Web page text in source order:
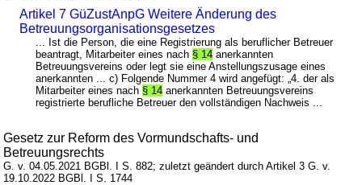
Artikel 7 GüZustAnpG Weitere Änderung des
Betreuungsorganisationsgesetzes
... Ist die Person, die eine Registrierung als beruflicher Betreuer
beantragt, Mitarbeiter eines nach § 14 anerkannten
Betreuungsvereins oder legt sie eine Anstellungszusage eines
anerkannten ... c) Folgende Nummer 4 wird angefügt: „4. der als
Mitarbeiter eines nach § 14 anerkannten Betreuungsvereins
registrierte berufliche Betreuer den vollständigen Nachweis ...
Gesetz zur Reform des Vormundschafts- und
Betreuungsrechts
G. v. 04.05.2021 BGBl. I S. 882; zuletzt geändert durch Artikel 3 G. v.
19.10.2022 BGBl. I S. 1744